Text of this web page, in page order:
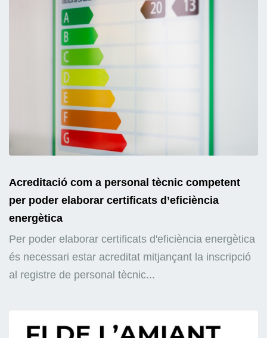
Acreditació com a personal tècnic competent
per poder elaborar certificats d’eficiència
energètica
Per poder elaborar certificats d'eficiència energètica
és necessari estar acreditat mitjançant la inscripció
al registre de personal tècnic...